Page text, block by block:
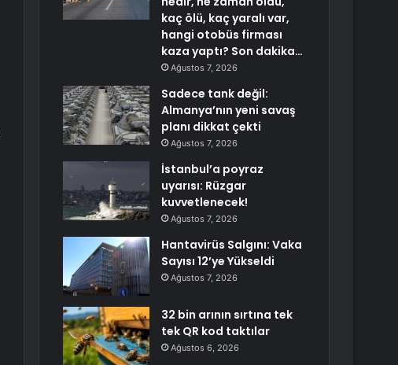
kaç ölü, kaç yaralı var,
hangi otobüs firması
kaza yaptı? Son dakika…
Ağustos 7, 2026
Sadece tank değil:
Almanya’nın yeni savaş
planı dikkat çekti
Ağustos 7, 2026
İstanbul’a poyraz
uyarısı: Rüzgar
kuvvetlenecek!
Ağustos 7, 2026
Hantavirüs Salgını: Vaka
Sayısı 12’ye Yükseldi
Ağustos 7, 2026
32 bin arının sırtına tek
tek QR kod taktılar
Ağustos 6, 2026